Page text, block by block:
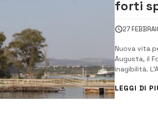
forti
27
Nuova vita
Augusta, il
inagibilità.
orientale ha
milione di
LEGGI DI